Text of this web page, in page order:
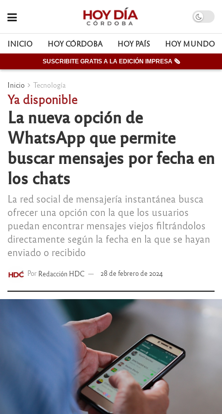
INICIO HOY CÓRDOBA HOY PAÍS HOY MUNDO
SUSCRIBITE GRATIS A LA EDICIÓN IMPRESA 🗞
Inicio Tecnología
Ya disponible
La nueva opción de
WhatsApp que permite
buscar mensajes por fecha en
los chats
La red social de mensajería instantánea busca
ofrecer una opción con la que los usuarios
puedan encontrar mensajes viejos filtrándolos
directamente según la fecha en la que se hayan
enviado o recibido
Por Redacción HDC 28 de febrero de 2024